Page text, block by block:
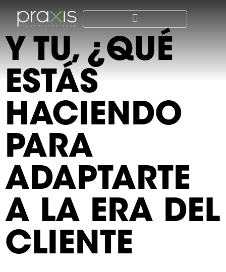
Y TU, ¿QUÉ
ESTÁS
HACIENDO
PARA
ADAPTARTE
A LA ERA DEL
CLIENTE